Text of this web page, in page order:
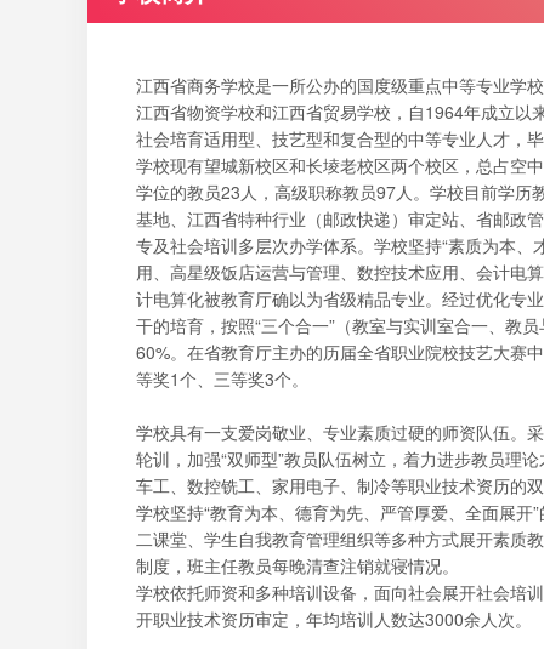
江西省商务学校是一所公办的国度级重点中等专业学
江西省物资学校和江西省贸易学校，自1964年成立
社会培育适用型、技艺型和复合型的中等专业人才，
学校现有望城新校区和长堎老校区两个校区，总占空
学位的教员23人，高级职称教员97人。学校目前学
基地、江西省特种行业（邮政快递）审定站、省邮政
专及社会培训多层次办学体系。学校坚持“素质为本
用、高星级饭店运营与管理、数控技术应用、会计电
计电算化被教育厅确以为省级精品专业。经过优化专
干的培育，按照“三个合一”（教室与实训室合一、教
60%。在省教育厅主办的历届全省职业院校技艺大赛
等奖1个、三等奖3个。
学校具有一支爱岗敬业、专业素质过硬的师资队伍。
轮训，加强“双师型”教员队伍树立，着力进步教员理
车工、数控铣工、家用电子、制冷等职业技术资历的
学校坚持“教育为本、德育为先、严管厚爱、全面展
二课堂、学生自我教育管理组织等多种方式展开素质
制度，班主任教员每晚清查注销就寝情况。
学校依托师资和多种培训设备，面向社会展开社会培
开职业技术资历审定，年均培训人数达3000余人次。